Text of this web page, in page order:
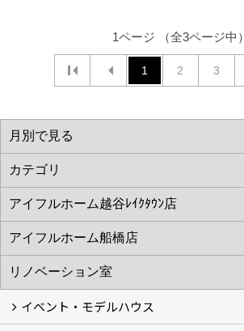
1ページ （全3ページ中）
1 2 3
イベント・モデルハウス